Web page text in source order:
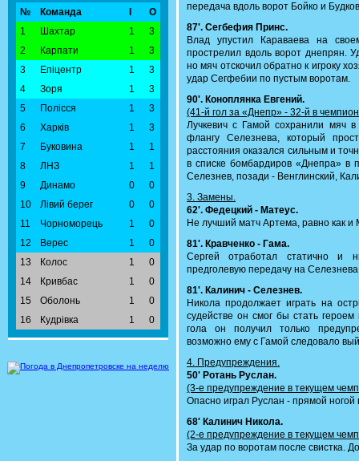
№ Команда
О
1
Шахтар 1
3
2
Карпати 1
3
3
Епіцентр 1
3
4
Зоря 1
3
5
Полісся 1
3
6
Харків 1
3
7
Буковина 1
1
8
ЛНЗ 1
1
9
Динамо 0
0
10
Лівий берег 0
0
11
Чорноморець 1
0
12
Верес 1
0
13
Колос 1
0
14
Кривбас 1
0
15
Оболонь 1
0
16
Кудрівка 1 0
передача вдоль ворот Бойко и
87'. Сегбефия Принс.
Влад упустил Караваева на
прострелил вдоль ворот днепрян.
но мяч отскочил обратно к игроку
удар Сегфебии по пустым воротам.
90'. Коноплянка Евгений.
(41-й гол за «Днепр» - 32-й в
Лучкевич с Гамой сохранили мяч
флангу Селезнева, который
расстояния оказался сильным и
в списке бомбардиров «Днепра» в
Селезнев, позади - Венглинский,
3. Замены.
62'. Федецкий - Матеус.
Не лучший матч Артема, равно как и
81'. Кравченко - Гама.
Сергей отработал статично и
предголевую передачу на
81'. Калинич - Селезнев.
Никола продолжает играть на
судействе он смог бы стать
гола он получил только
возможно ему с Гамой следовало
4. Предупреждения.
50' Ротань Руслан.
(3-е предупреждение в текущем
Опасно играл Руслан - прямой ногой
68' Калинич Никола.
(2-е предупреждение в текущем
За удар по воротам после свистка.